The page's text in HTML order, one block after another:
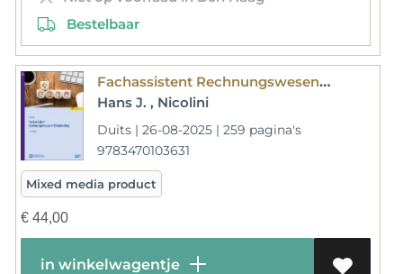
Bestelbaar
Fachassistent Rechnungswesen und Controlling
Hans J. , Nicolini
Duits | 26-08-2025 | 259 pagina's
9783470103631
Mixed media product
€44,00
in winkelwagentje